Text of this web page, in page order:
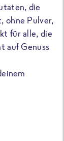
die
ohne Pulver,
für alle, die
auf Genuss